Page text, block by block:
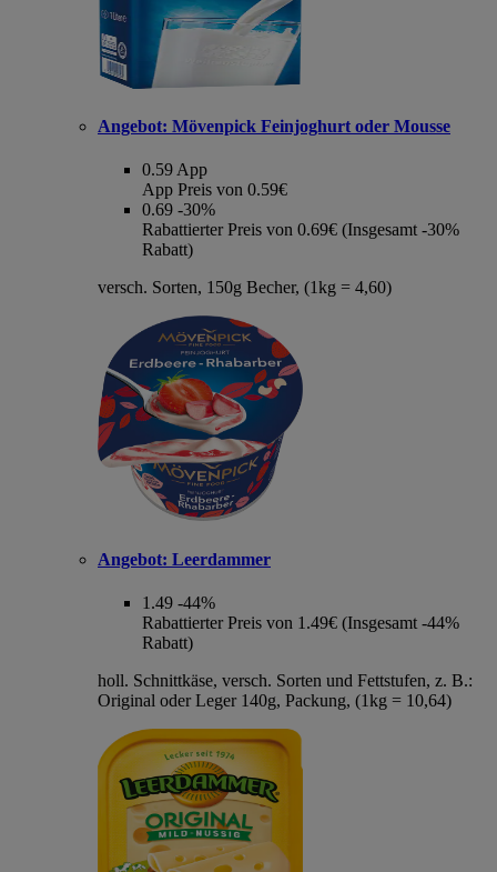
Angebot: Mövenpick Feinjoghurt oder Mousse
0.59App
App Preis von 0.59€
0.69 -30%
Rabattierter Preis von 0.69€ (Insgesamt -30%
Rabatt)
versch. Sorten, 150g Becher, (1kg = 4,60)
Angebot: Leerdammer
1.49 -44%
Rabattierter Preis von 1.49€ (Insgesamt -44%
Rabatt)
holl. Schnittkäse, versch. Sorten und Fettstufen, z. B.:
Original oder Leger 140g, Packung, (1kg = 10,64)